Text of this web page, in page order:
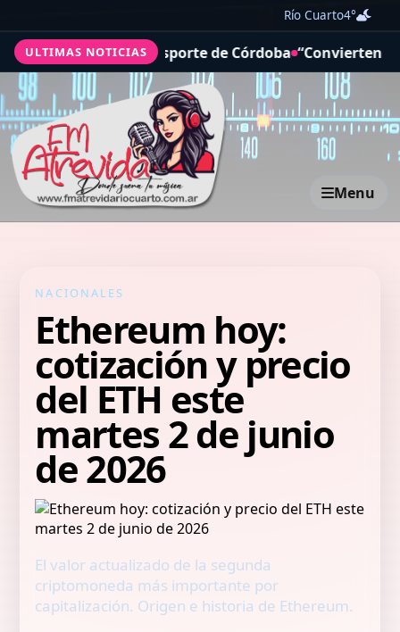
Río Cuarto4°
ULTIMAS NOTICIAS
sistema de transporte de Córdoba “Convierten el
Menu
NACIONALES
Ethereum hoy:
cotización y precio
del ETH este
martes 2 de junio
de 2026
El valor actualizado de la segunda
criptomoneda más importante por
capitalización. Origen e historia de Ethereum.